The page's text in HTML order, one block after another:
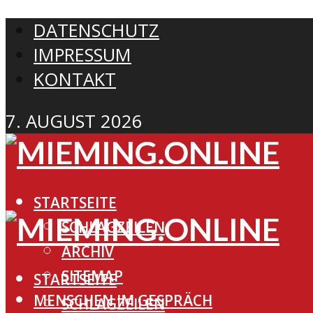
DATENSCHUTZ
IMPRESSUM
KONTAKT
7. AUGUST 2026
STARTSEITE
SCHLAGZEILEN
ARCHIV
SITEMAP
MENSCHEN IM GESPRÄCH
STARTSEITE
SCHLAGZEILEN